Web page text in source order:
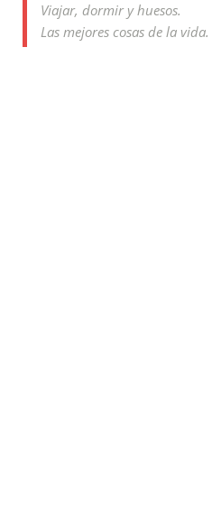
Viajar, dormir y huesos.
Las mejores cosas de la vida.